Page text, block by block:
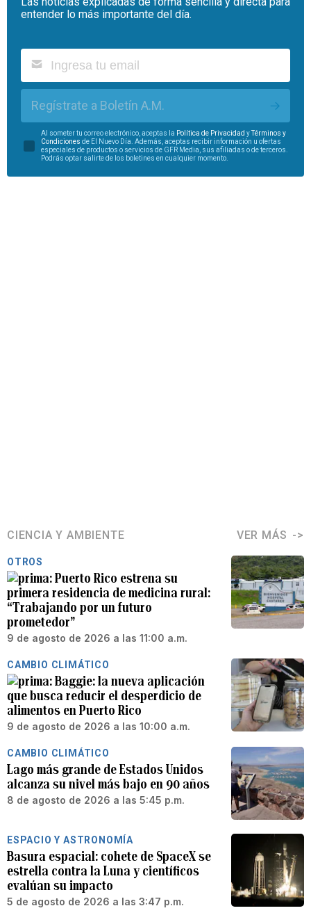
entender lo más importante del día.
Regístrate a Boletín A.M.
Al someter tu correo electrónico, aceptas la Política de Privacidad yTérminos y
Condiciones de El Nuevo Día. Además, aceptas recibir información u ofertas
especiales de productos o servicios de GFR Media, sus afiliadas o de terceros.
Podrás optar salirte de los boletines en cualquier momento.
CIENCIA Y AMBIENTE VER MÁS
OTROS
Puerto Rico estrena su
primera residencia de medicina rural:
“Trabajando por un futuro
prometedor”
9 de agosto de 2026 a las 11:00 a.m.
CAMBIO CLIMÁTICO
Baggie: la nueva aplicación
que busca reducir el desperdicio de
alimentos en Puerto Rico
9 de agosto de 2026 a las 10:00 a.m.
CAMBIO CLIMÁTICO
Lago más grande de Estados Unidos
alcanza su nivel más bajo en 90 años
8 de agosto de 2026 a las 5:45 p.m.
ESPACIO Y ASTRONOMÍA
Basura espacial: cohete de SpaceX se
estrella contra la Luna y científicos
evalúan su impacto
5 de agosto de 2026 a las 3:47 p.m.